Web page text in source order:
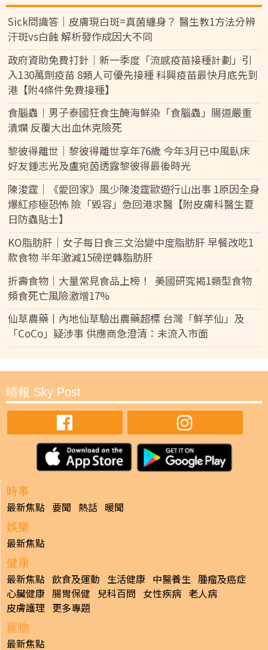
Sick問識答｜皮膚現白斑=真菌纏身？ 醫生教1方法分辨
汗斑vs白蝕 解析發作成因大不同
政府資助免費打針｜新一季度「流感疫苗接種計劃」引
入130萬劑疫苗 8類人可優先接種 科興疫苗最快月底先到
港【附4條件免費接種】
食腦蟲｜男子泰國狂食生醃海鮮染「食腦蟲」腸道嚴重
潰爛 反覆大出血休克險死
黎彼得離世｜黎彼得離世享年76歲 今年3月已中風臥床
好友鍾志光及盧宛茵透露黎彼得最後時光
陳浚霆｜《愛回家》風少陳浚霆歐遊行山出事 1原因全身
爆紅疹極恐怖 險「毀容」急回港求醫【附皮膚科醫生夏
日防蟲貼士】
KO脂肪肝｜女子每日食三文治變中度脂肪肝 早餐改吃1
款食物 半年激減15磅逆轉脂肪肝
折壽食物｜大量常見食品上榜！ 美國研究揭1類型食物
頻食死亡風險激增17%
仙草農藥丨內地仙草驗出農藥超標 台灣「鮮芋仙」及
「CoCo」疑涉事 供應商急澄清：未流入市面
晴報 Sky Post
時事
最新焦點 要聞 熱話 暖聞
娛樂
最新焦點
健康
最新焦點 飲食及運動 生活健康 中醫養生 腫瘤及癌症
心臟健康 腸胃保健 兒科百問 女性疾病 老人病
皮膚護理 更多專題
寵物
最新焦點